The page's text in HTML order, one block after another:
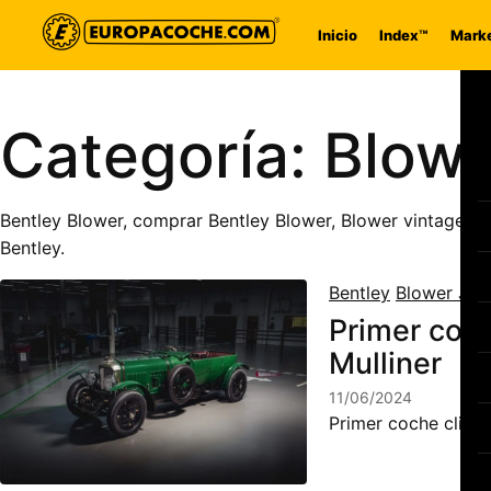
Saltar al contenido
Inicio Index™
Categoría:
Bentley Blower, comprar Bentley Blower, Blower vintage,
Bentley.
Bentley Blower Jnr
Primer
Mulliner
11/06/2024
Primer coche